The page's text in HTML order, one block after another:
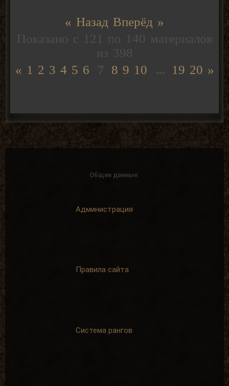
« Назад Вперёд »
Показано с 121 по 140 материалов
из 398
« 1 2 3 4 5 6 7 8 9 10 ... 19 20 »
Общие данные:
Администрация
Правила сайта
Система рангов